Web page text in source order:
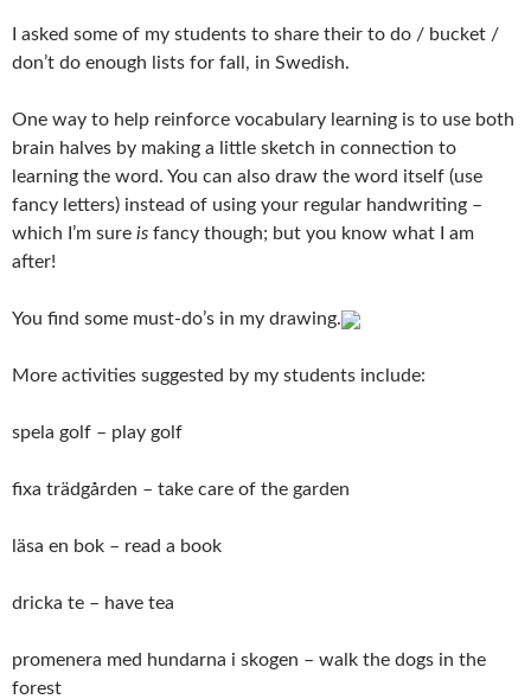
I asked some of my students to share their to do / bucket /
don’t do enough lists for fall, in Swedish.
One way to help reinforce vocabulary learning is to use both
brain halves by making a little sketch in connection to
learning the word. You can also draw the word itself (use
fancy letters) instead of using your regular handwriting –
which I’m sure is fancy though; but you know what I am
after!
You find some must-do’s in my drawing.
More activities suggested by my students include:
spela golf – play golf
fixa trädgården – take care of the garden
läsa en bok – read a book
dricka te – have tea
promenera med hundarna i skogen – walk the dogs in the
forest